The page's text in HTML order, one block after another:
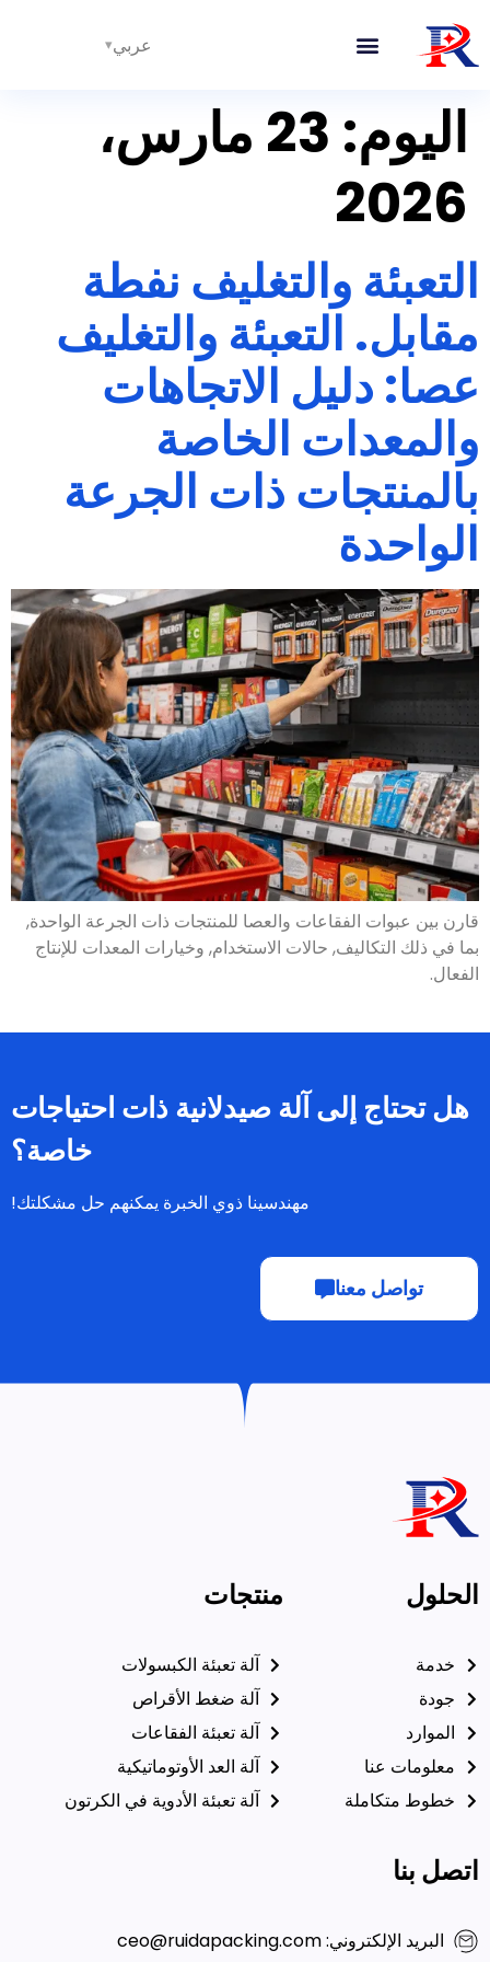
عربي
اليوم:
23 مارس،
2026
التعبئة والتغليف نفطة
مقابل. التعبئة والتغليف
عصا: دليل الاتجاهات
والمعدات الخاصة
بالمنتجات ذات الجرعة
الواحدة
قارن بين عبوات الفقاعات والعصا للمنتجات ذات الجرعة الواحدة,
بما في ذلك التكاليف, حالات الاستخدام, وخيارات المعدات للإنتاج
الفعال.
هل تحتاج إلى آلة صيدلانية ذات احتياجات
خاصة؟
مهندسينا ذوي الخبرة يمكنهم حل مشكلتك!
تواصل معنا
الحلول
خدمة
جودة
الموارد
معلومات عنا
خطوط متكاملة
منتجات
آلة تعبئة الكبسولات
آلة ضغط الأقراص
آلة تعبئة الفقاعات
آلة العد الأوتوماتيكية
آلة تعبئة الأدوية في الكرتون
اتصل بنا
البريد الإلكتروني: ceo@ruidapacking.com